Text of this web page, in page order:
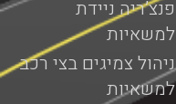
פנצ’ריה ניידת
למשאיות
ניהול צמיגים בצי רכב
למשאיות